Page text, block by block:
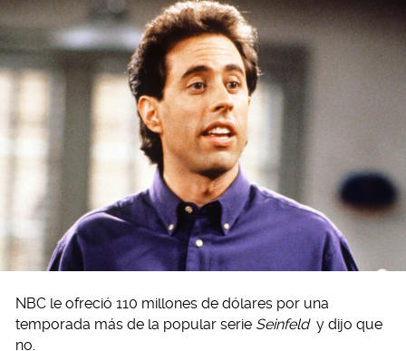
NBC le ofreció 110 millones de dólares por una
temporada más de la popular serie Seinfeld y dijo que
no.